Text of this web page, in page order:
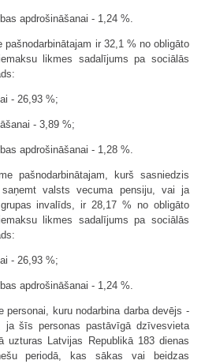
apdrošināšanai - 1,24 %.
ir 32,1 % no obligāto
likmes sadalījums pa sociālās
- 26,93 %;
- 3,89 %;
apdrošināšanai - 1,28 %.
pašnodarbinātajam, kurš sasniedzis
valsts vecuma pensiju, vai ja
invalīds, ir 28,17 % no obligāto
likmes sadalījums pa sociālās
- 26,93 %;
apdrošināšanai - 1,24 %.
personai, kuru nodarbina darba devējs -
ja šīs personas pastāvīgā dzīvesvieta
uzturas Latvijas Republikā 183 dienas
periodā, kas sākas vai beidzas